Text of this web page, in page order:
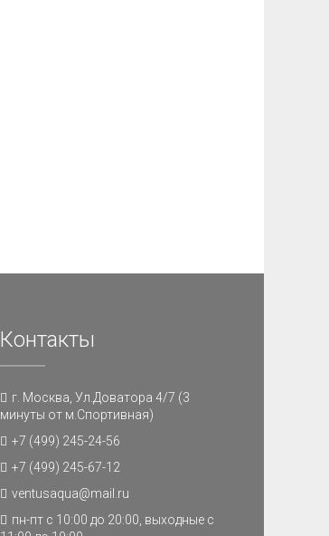
Контакты
г. Москва, Ул.Доватора 4/7 (3
минуты от м.Спортивная)
+7 (499) 245-24-56
+7 (499) 245-67-12
ventusaqua@mail.ru
пн-пт с 10:00 до 20:00, выходные с